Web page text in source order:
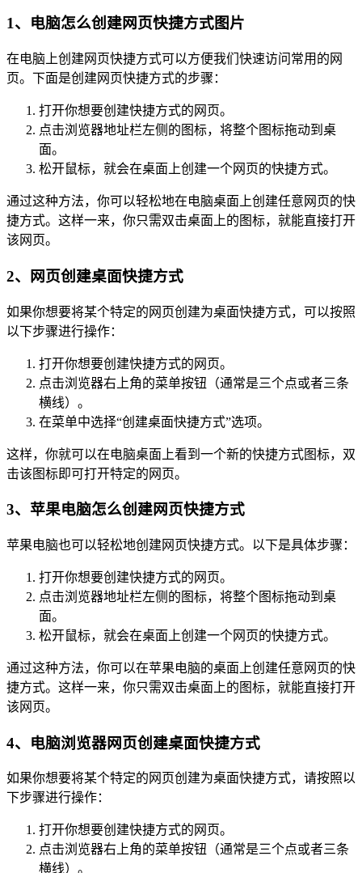
1、电脑怎么创建网页快捷方式图片
在电脑上创建网页快捷方式可以方便我们快速访问常用的网
页。下面是创建网页快捷方式的步骤：
打开你想要创建快捷方式的网页。
点击浏览器地址栏左侧的图标，将整个图标拖动到桌
面。
松开鼠标，就会在桌面上创建一个网页的快捷方式。
通过这种方法，你可以轻松地在电脑桌面上创建任意网页的快
捷方式。这样一来，你只需双击桌面上的图标，就能直接打开
该网页。
2、网页创建桌面快捷方式
如果你想要将某个特定的网页创建为桌面快捷方式，可以按照
以下步骤进行操作：
打开你想要创建快捷方式的网页。
点击浏览器右上角的菜单按钮（通常是三个点或者三条
横线）。
在菜单中选择“创建桌面快捷方式”选项。
这样，你就可以在电脑桌面上看到一个新的快捷方式图标，双
击该图标即可打开特定的网页。
3、苹果电脑怎么创建网页快捷方式
苹果电脑也可以轻松地创建网页快捷方式。以下是具体步骤：
打开你想要创建快捷方式的网页。
点击浏览器地址栏左侧的图标，将整个图标拖动到桌
面。
松开鼠标，就会在桌面上创建一个网页的快捷方式。
通过这种方法，你可以在苹果电脑的桌面上创建任意网页的快
捷方式。这样一来，你只需双击桌面上的图标，就能直接打开
该网页。
4、电脑浏览器网页创建桌面快捷方式
如果你想要将某个特定的网页创建为桌面快捷方式，请按照以
下步骤进行操作：
打开你想要创建快捷方式的网页。
点击浏览器右上角的菜单按钮（通常是三个点或者三条
横线）。